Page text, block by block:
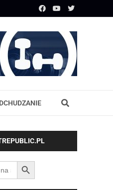
SEARCH BUTTON